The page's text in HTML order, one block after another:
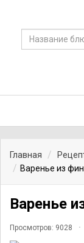
Главная
Варенье из
Варенье
Просмотров: 9028